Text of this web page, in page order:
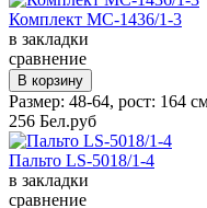
Комплект MC-1436/1-3
в закладки
сравнение
Размер: 48-64, рост: 164
256 Бел.руб
Пальто LS-5018/1-4
в закладки
сравнение